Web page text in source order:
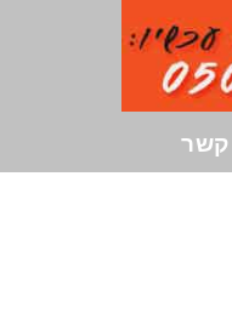
קשר